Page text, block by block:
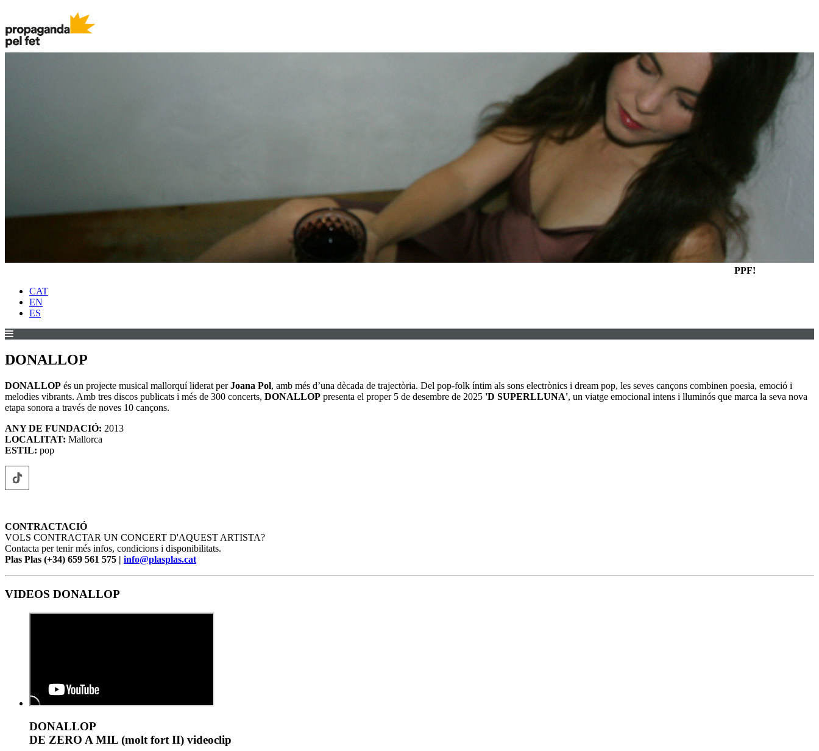
PPF!
CAT
EN
ES
DONALLOP
DONALLOP és un projecte musical mallorquí liderat perJoana Pol, amb més d’una dècada de trajectòria. Del pop-folk íntim als sons electrònics i dream pop, les seves cançons combinen poesia, emoció i
melodies vibrants. Amb tres discos publicats i més de 300 concerts, DONALLOP presenta el proper 5 de desembre de 2025 'D SUPERLLUNA', un viatge emocional intens i lluminós que marca la seva nova
etapa sonora a través de noves 10 cançons.
ANY DE FUNDACIÓ: 2013
LOCALITAT: Mallorca
ESTIL: pop
CONTRACTACIÓ
VOLS CONTRACTAR UN CONCERT D'AQUEST ARTISTA?
Contacta per tenir més infos, condicions i disponibilitats.
Plas Plas (+34) 659 561 575 | info@plasplas.cat
VIDEOS DONALLOP
DONALLOP
DE ZERO A MIL (molt fort II) videoclip